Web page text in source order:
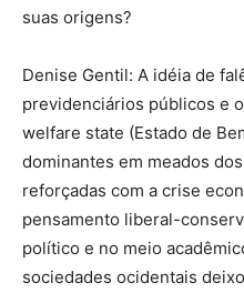
suas origens?
Denise Gentil: A idéia de
previdenciários públicos e
welfare state (Estado de
dominantes em meados
reforçadas com a crise
pensamento liberal-
político e no meio
sociedades ocidentais